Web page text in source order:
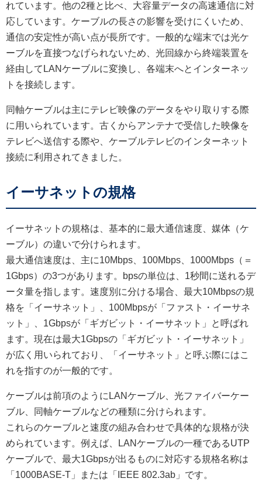
れています。他の2種と比べ、大容量データの高速通信に対
応しています。ケーブルの長さの影響を受けにくいため、
通信の安定性が高い点が長所です。一般的な端末では光ケ
ーブルを直接つなげられないため、光回線から終端装置を
経由してLANケーブルに変換し、各端末へとインターネッ
トを接続します。
同軸ケーブルは主にテレビ映像のデータをやり取りする際
に用いられています。古くからアンテナで受信した映像を
テレビへ送信する際や、ケーブルテレビのインターネット
接続に利用されてきました。
イーサネットの規格
イーサネットの規格は、基本的に最大通信速度、媒体（ケ
ーブル）の違いで分けられます。
最大通信速度は、主に10Mbps、100Mbps、1000Mbps（＝
1Gbps）の3つがあります。bpsの単位は、1秒間に送れるデ
ータ量を指します。速度別に分ける場合、最大10Mbpsの規
格を「イーサネット」、100Mbpsが「ファスト・イーサネ
ット」、1Gbpsが「ギガビット・イーサネット」と呼ばれ
ます。現在は最大1Gbpsの「ギガビット・イーサネット」
が広く用いられており、「イーサネット」と呼ぶ際にはこ
れを指すのが一般的です。
ケーブルは前項のようにLANケーブル、光ファイバーケー
ブル、同軸ケーブルなどの種類に分けられます。
これらのケーブルと速度の組み合わせで具体的な規格が決
められています。例えば、LANケーブルの一種であるUTP
ケーブルで、最大1Gbpsが出るものに対応する規格名称は
「1000BASE-T」または「IEEE 802.3ab」です。